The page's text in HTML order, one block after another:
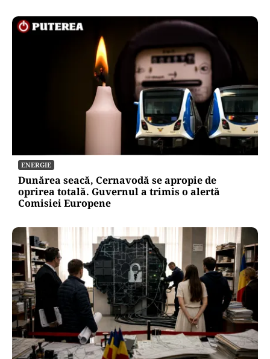
ENERGIE
Dunărea seacă, Cernavodă se apropie de
oprirea totală. Guvernul a trimis o alertă
Comisiei Europene